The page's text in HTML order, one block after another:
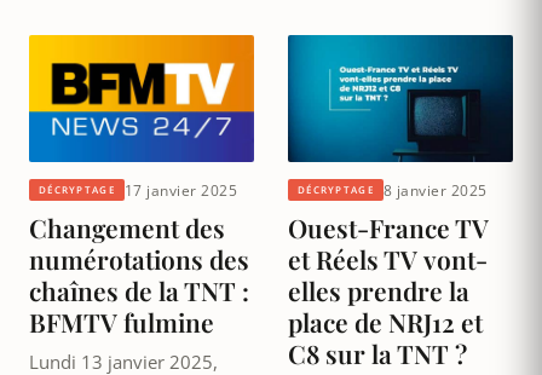
DÉCRYPTAGE 17 janvier 2025
Changement des
numérotations des
chaînes de la TNT :
BFMTV fulmine
Lundi 13 janvier 2025,
DÉCRYPTAGE 8 janvier 2025
Ouest-France TV
et Réels TV vont-
elles prendre la
place de NRJ12 et
C8 sur la TNT ?